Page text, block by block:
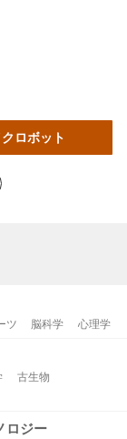
ロボット
ツ 脳科学 心理学
古生物
ロジー